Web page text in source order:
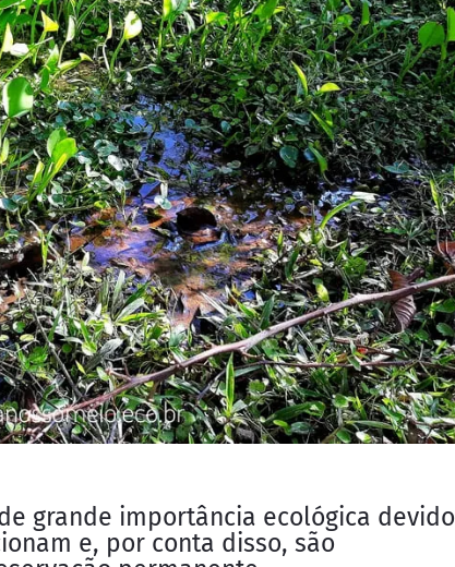
grande importância ecológica devido
e, por conta disso, são